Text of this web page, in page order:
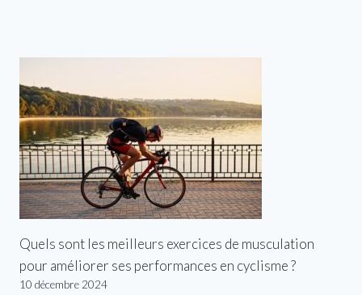
Quels sont les meilleurs exercices de musculation
pour améliorer ses performances en cyclisme ?
10 décembre 2024